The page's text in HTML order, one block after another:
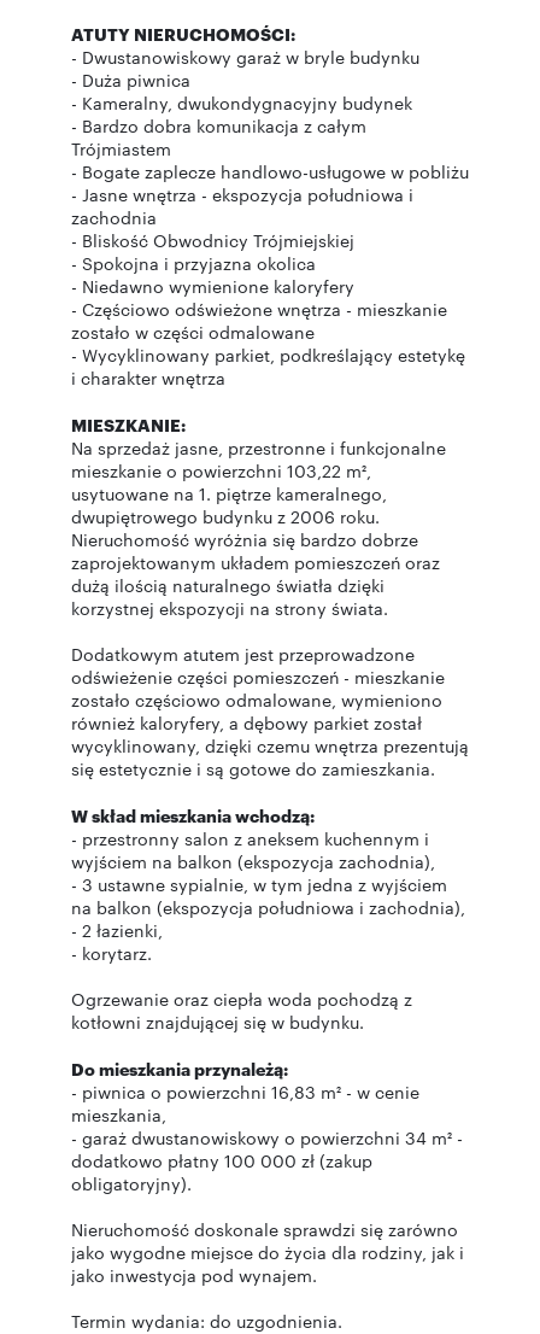
ATUTY NIERUCHOMOŚCI:
- Dwustanowiskowy garaż w bryle budynku
- Duża piwnica
- Kameralny, dwukondygnacyjny budynek
- Bardzo dobra komunikacja z całym
Trójmiastem
- Bogate zaplecze handlowo-usługowe w pobliżu
- Jasne wnętrza - ekspozycja południowa i
zachodnia
- Bliskość Obwodnicy Trójmiejskiej
- Spokojna i przyjazna okolica
- Niedawno wymienione kaloryfery
- Częściowo odświeżone wnętrza - mieszkanie
zostało w części odmalowane
- Wycyklinowany parkiet, podkreślający estetykę
i charakter wnętrza
MIESZKANIE:
Na sprzedaż jasne, przestronne i funkcjonalne
mieszkanie o powierzchni 103,22 m²,
usytuowane na 1. piętrze kameralnego,
dwupiętrowego budynku z 2006 roku.
Nieruchomość wyróżnia się bardzo dobrze
zaprojektowanym układem pomieszczeń oraz
dużą ilością naturalnego światła dzięki
korzystnej ekspozycji na strony świata.
Dodatkowym atutem jest przeprowadzone
odświeżenie części pomieszczeń - mieszkanie
zostało częściowo odmalowane, wymieniono
również kaloryfery, a dębowy parkiet został
wycyklinowany, dzięki czemu wnętrza prezentują
się estetycznie i są gotowe do zamieszkania.
W skład mieszkania wchodzą:
- przestronny salon z aneksem kuchennym i
wyjściem na balkon (ekspozycja zachodnia),
- 3 ustawne sypialnie, w tym jedna z wyjściem
na balkon (ekspozycja południowa i zachodnia),
- 2 łazienki,
- korytarz.
Ogrzewanie oraz ciepła woda pochodzą z
kotłowni znajdującej się w budynku.
Do mieszkania przynależą:
- piwnica o powierzchni 16,83 m² - w cenie
mieszkania,
- garaż dwustanowiskowy o powierzchni 34 m² -
dodatkowo płatny 100 000 zł (zakup
obligatoryjny).
Nieruchomość doskonale sprawdzi się zarówno
jako wygodne miejsce do życia dla rodziny, jak i
jako inwestycja pod wynajem.
Termin wydania: do uzgodnienia.